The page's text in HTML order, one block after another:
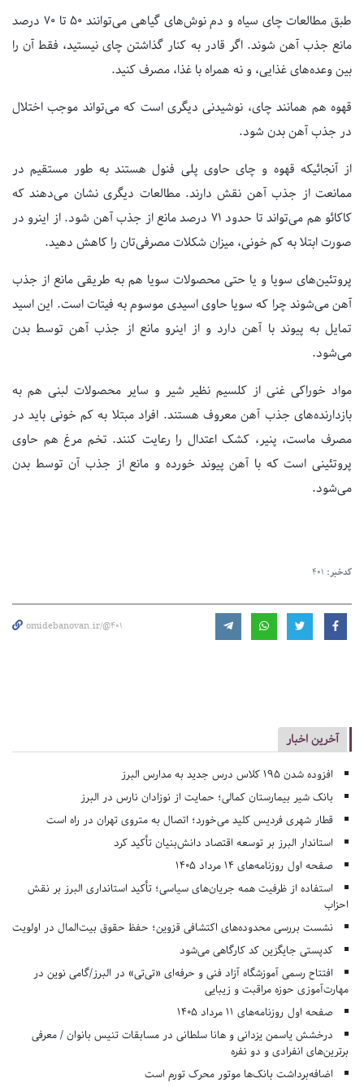
طبق مطالعات چای سیاه و دم نوش‌های گیاهی می‌توانند ۵۰ تا ۷۰ درصد
مانع جذب آهن شوند. اگر قادر به کنار گذاشتن چای نیستید، فقط آن را
بین وعده‌های غذایی، و نه همراه با غذا، مصرف کنید.
قهوه هم همانند چای، نوشیدنی دیگری است که می‌تواند موجب اختلال
در جذب آهن بدن شود.
از آنجائیکه قهوه و چای حاوی پلی فنول هستند به طور مستقیم در
ممانعت از جذب آهن نقش دارند. مطالعات دیگری نشان می‌دهند که
کاکائو هم می‌تواند تا حدود ۷۱ درصد مانع از جذب آهن شود. از اینرو در
صورت ابتلا به کم خونی، میزان شکلات مصرفی‌تان را کاهش دهید.
پروتئین‌های سویا و یا حتی محصولات سویا هم به طریقی مانع از جذب
آهن می‌شوند چرا که سویا حاوی اسیدی موسوم به فیتات است. این اسید
تمایل به پیوند با آهن دارد و از اینرو مانع از جذب آهن توسط بدن
می‌شود.
مواد خوراکی غنی از کلسیم نظیر شیر و سایر محصولات لبنی هم به
بازدارنده‌های جذب آهن معروف هستند. افراد مبتلا به کم خونی باید در
مصرف ماست، پنیر، کشک اعتدال را رعایت کنند. تخم مرغ هم حاوی
پروتئینی است که با آهن پیوند خورده و مانع از جذب آن توسط بدن
می‌شود.
کدخبر: 401
omidebanovan.ir/@401
آخرین اخبار
افزوده شدن ۱۹۵ کلاس درس جدید به مدارس البرز
بانک شیر بیمارستان کمالی؛ حمایت از نوزادان نارس در البرز
قطار شهری فردیس کلید می‌خورد؛ اتصال به متروی تهران در راه است
استاندار البرز بر توسعه اقتصاد دانش‌بنیان تأکید کرد
صفحه اول روزنامه‌های 14 مرداد 1405
استفاده از ظرفیت همه جریان‌های سیاسی؛ تأکید استانداری البرز بر نقش
احزاب
نشست بررسی محدوده‌های اکتشافی قزوین؛ حفظ حقوق بیت‌المال در اولویت
کدپستی جایگزین کد کارگاهی می‌شود
افتتاح رسمی آموزشگاه آزاد فنی و حرفه‌ای «تی‌تی» در البرز/گامی نوین در
مهارت‌آموزی حوزه مراقبت و زیبایی
صفحه اول روزنامه‌های 11 مرداد 1405
درخشش یاسمن یزدانی و هانا سلطانی در مسابقات تنیس بانوان / معرفی
برترین‌های انفرادی و دو نفره
اضافه‌برداشت بانک‌ها موتور محرک تورم است